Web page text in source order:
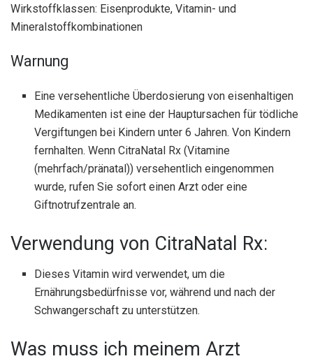
Wirkstoffklassen: Eisenprodukte, Vitamin- und
Mineralstoffkombinationen
Warnung
Eine versehentliche Überdosierung von eisenhaltigen
Medikamenten ist eine der Hauptursachen für tödliche
Vergiftungen bei Kindern unter 6 Jahren. Von Kindern
fernhalten. Wenn CitraNatal Rx (Vitamine
(mehrfach/pränatal)) versehentlich eingenommen
wurde, rufen Sie sofort einen Arzt oder eine
Giftnotrufzentrale an.
Verwendung von CitraNatal Rx:
Dieses Vitamin wird verwendet, um die
Ernährungsbedürfnisse vor, während und nach der
Schwangerschaft zu unterstützen.
Was muss ich meinem Arzt